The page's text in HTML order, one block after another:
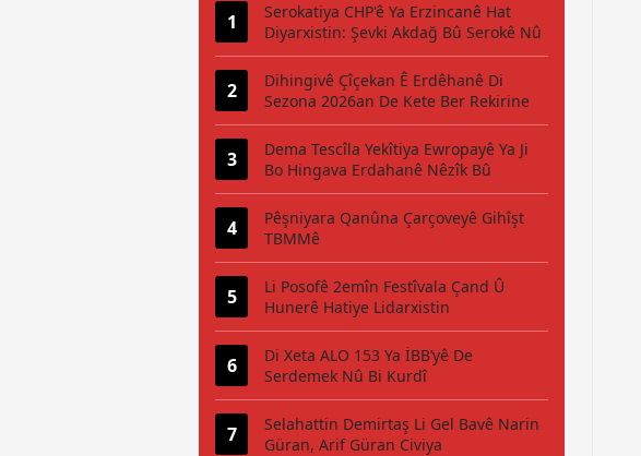
Serokatiya CHP'ê Ya Erzincanê Hat
Diyarxistin: Şevki Akdağ Bû Serokê Nû
Dihingivê Çîçekan Ê Erdêhanê Di
Sezona 2026an De Kete Ber Rekirine
Dema Tescîla Yekîtiya Ewropayê Ya Ji
Bo Hingava Erdahanê Nêzîk Bû
Pêşniyara Qanûna Çarçoveyê Gihîşt
TBMMê
Li Posofê 2emîn Festîvala Çand Û
Hunerê Hatiye Lidarxistin
Di Xeta ALO 153 Ya İBB’yê De
Serdemek Nû Bi Kurdî
Selahattin Demirtaş Li Gel Bavê Narin
Güran, Arif Güran Civiya